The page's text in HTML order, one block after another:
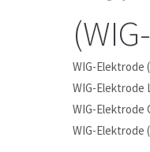
WIG-Elektrode
WIG-Elektrode
WIG-Elektrode
WIG-Elektrode